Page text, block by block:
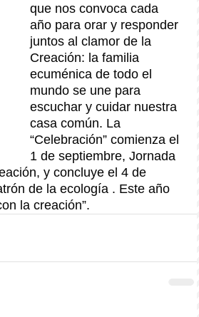
que nos convoca cada
año para orar y responder
juntos al clamor de la
Creación: la familia
ecuménica de todo el
mundo se une para
escuchar y cuidar nuestra
casa común. La
“Celebración” comienza el
1 de septiembre, Jornada
y concluye el 4 de
de la ecología . Este año
la creación”.